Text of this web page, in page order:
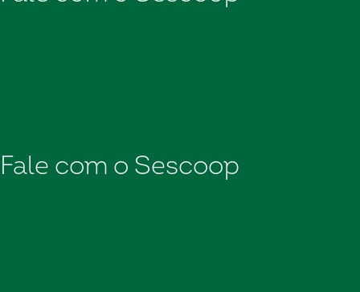
Fale com o Sescoop